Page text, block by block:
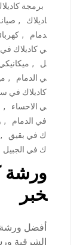
برمجة
اديلاك
,
دمام
,
ي كاديلاك في
ل
,
ي الدمام
,
كاديلاك في
ي الاحساء
,
في الدمام
,
ك في بقيق
,
ك في الجبيل
ورشة
خبر
أفضل ورشة
الشرقية